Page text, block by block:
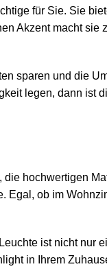
für Sie. Sie
Akzent macht sie
sparen und die
legen, dann ist
hochwertigen
ob im
ist nicht nur
in Ihrem